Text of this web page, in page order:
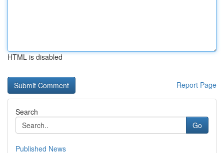
HTML is disabled
Report Page
Search
Go
Published News